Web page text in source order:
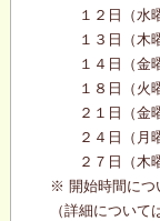
１２日（水曜
１３日（木曜
１４日（金曜
１８日（火曜
２１日（金曜
２４日（月曜
２７日（木曜
※ 開始時間につ
（詳細について